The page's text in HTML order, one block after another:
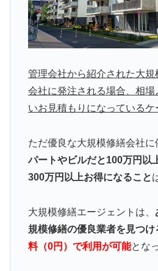
管理会社から紹介された大
会社に発注される場合、相場
いお見積もりになっているケ
ただ優良な大規模修繕会社に
パートやビルだと100万円以
300万円以上お得になること
大規模修繕エージェントは、
規模修繕の優良業者を見つけ
料（0円）で利用が可能とな